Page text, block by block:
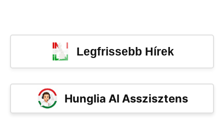
Legfrissebb Hírek
Hunglia AI Asszisztens